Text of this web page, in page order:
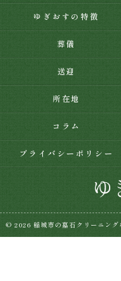
ゆぎおすの特徴
葬儀
送迎
所在地
コラム
プライバシーポリシー
© 2026 稲城市の墓石クリーニン